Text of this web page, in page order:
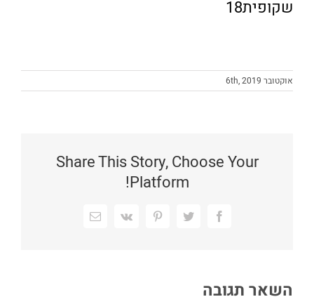
שקופית18
אוקטובר 6th, 2019
Share This Story, Choose Your
Platform!
Facebook
Twitter
Pinterest
Vk
כתובת
השאר תגובה